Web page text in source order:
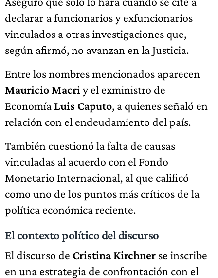
declarar a funcionarios y exfuncionarios
vinculados a otras investigaciones que,
según afirmó, no avanzan en la Justicia.
Entre los nombres mencionados aparecen
Mauricio Macri y el exministro de
Economía Luis Caputo, a quienes señaló en
relación con el endeudamiento del país.
También cuestionó la falta de causas
vinculadas al acuerdo con el Fondo
Monetario Internacional, al que calificó
como uno de los puntos más críticos de la
política económica reciente.
El contexto político del discurso
El discurso de Cristina Kirchner se inscribe
en una estrategia de confrontación con el